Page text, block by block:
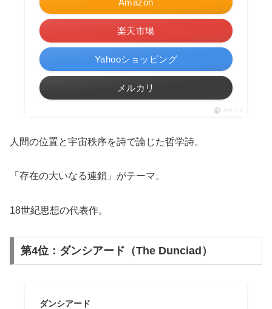
楽天市場
Yahooショッピング
メルカリ
ポチップ
人間の位置と宇宙秩序を詩で論じた哲学詩。
「存在の大いなる連鎖」がテーマ。
18世紀思想の代表作。
第4位：ダンシアード（The Dunciad）
ダンシアード